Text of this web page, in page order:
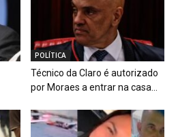
POLÍTICA
Técnico da Claro é autorizado
por Moraes a entrar na casa...